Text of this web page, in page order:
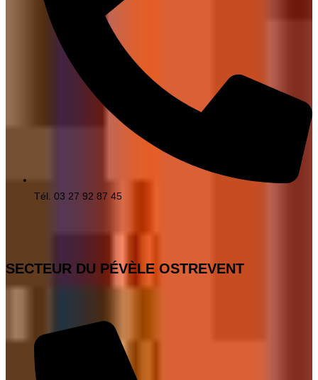
Tél. 03 27 92 87 45
SECTEUR DU PÉVÈLE OSTREVENT